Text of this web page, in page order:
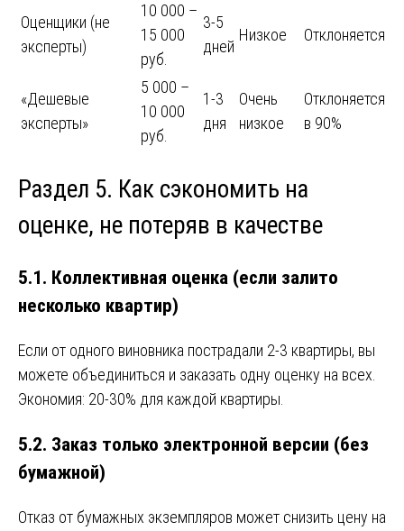
Оценщики (не
эксперты)
10 000 –
15 000
руб.
3-5
дней
Низкое Отклоняется
«Дешевые
эксперты»
5 000 –
10 000
руб.
1-3
дня
Очень
низкое
Отклоняется
в 90%
Раздел 5. Как сэкономить на
оценке, не потеряв в качестве
5.1. Коллективная оценка (если залито
несколько квартир)
Если от одного виновника пострадали 2-3 квартиры, вы
можете объединиться и заказать одну оценку на всех.
Экономия: 20-30% для каждой квартиры.
5.2. Заказ только электронной версии (без
бумажной)
Отказ от бумажных экземпляров может снизить цену на